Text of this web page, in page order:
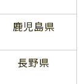
鹿児島県
長野県